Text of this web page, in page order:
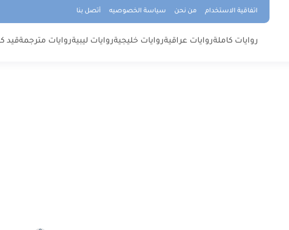
اتفاقية الاستخدام من نحن سياسة الخصوصيه أتصل بنا
روايات كاملةروايات عراقيةروايات خليجيةروايات ليبيةروايات مترجمةقيد